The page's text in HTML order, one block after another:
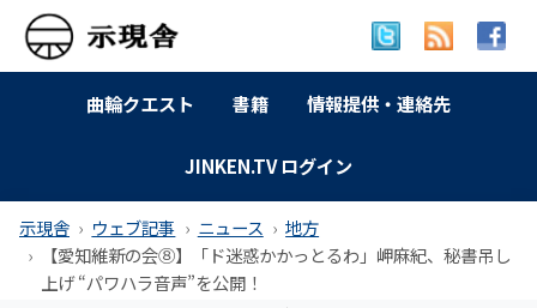
曲輪クエスト 書籍 情報提供・連絡先
JINKEN.TV ログイン
示現舎 ウェブ記事 ニュース
地方
【愛知維新の会⑧】「ド迷惑かかっとるわ」岬麻紀、秘書吊し
上げ “パワハラ音声”を公開！